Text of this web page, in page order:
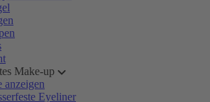
Make-up
anzeigen
Eyeliner